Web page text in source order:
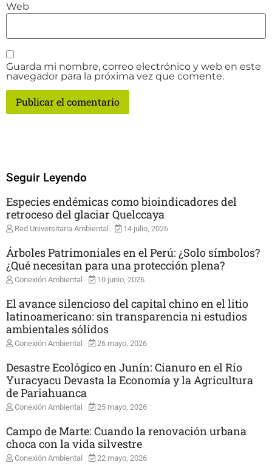
Web
Guarda mi nombre, correo electrónico y web en este
navegador para la próxima vez que comente.
Seguir Leyendo
Especies endémicas como bioindicadores del
retroceso del glaciar Quelccaya
Red Universitaria Ambiental 14 julio, 2026
Árboles Patrimoniales en el Perú: ¿Solo símbolos?
¿Qué necesitan para una protección plena?
Conexión Ambiental 10 junio, 2026
El avance silencioso del capital chino en el litio
latinoamericano: sin transparencia ni estudios
ambientales sólidos
Conexión Ambiental 26 mayo, 2026
Desastre Ecológico en Junín: Cianuro en el Río
Yuracyacu Devasta la Economía y la Agricultura
de Pariahuanca
Conexión Ambiental 25 mayo, 2026
Campo de Marte: Cuando la renovación urbana
choca con la vida silvestre
Conexión Ambiental 22 mayo, 2026